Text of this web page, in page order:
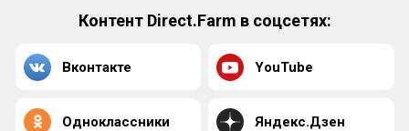
Контент Direct.Farm в соцсетях:
Вконтакте YouTube
Одноклассники Яндекс.Дзен